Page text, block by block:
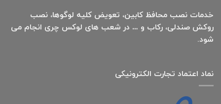
خدمات نصب محافظ کابین، تعویض کلیه لوگوها، نصب
روکش صندلی، رکاب و … در شعب های لوکس چری انجام می
شود.
نماد اعتماد تجارت الكترونیكی